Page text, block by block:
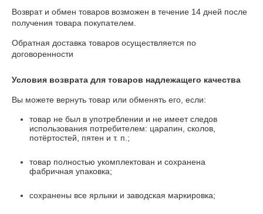
Возврат и обмен товаров возможен в течение 14 дней после
получения товара покупателем.
Обратная доставка товаров осуществляется по
договоренности
Условия возврата для товаров надлежащего качества
Вы можете вернуть товар или обменять его, если:
товар не был в употреблении и не имеет следов
использования потребителем: царапин, сколов,
потёртостей, пятен и т. п.;
товар полностью укомплектован и сохранена
фабричная упаковка;
сохранены все ярлыки и заводская маркировка;